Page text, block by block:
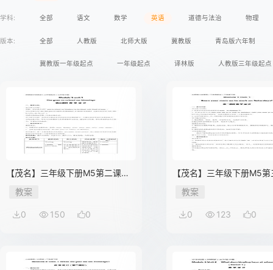
学科: 全部 语文 数学 英语 道德与法治 物理
版本: 全部 人教版 北师大版 冀教版 青岛版六年制
冀教版一年级起点 一年级起点 译林版 人教版三年级起点
【茂名】三年级下册M5第二课时
教学设计
教案
0 150 0
【茂名】三年级下册M5
教学设计
教案
0 123 0